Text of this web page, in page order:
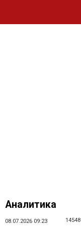
Аналитика
08.07.2026 09:23 14548